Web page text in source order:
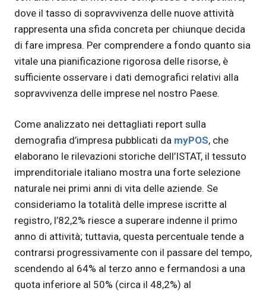
dove il tasso di sopravvivenza delle nuove attività
rappresenta una sfida concreta per chiunque decida
di fare impresa. Per comprendere a fondo quanto sia
vitale una pianificazione rigorosa delle risorse, è
sufficiente osservare i dati demografici relativi alla
sopravvivenza delle imprese nel nostro Paese.
Come analizzato nei dettagliati report sulla
demografia d’impresa pubblicati da myPOS, che
elaborano le rilevazioni storiche dell’ISTAT, il tessuto
imprenditoriale italiano mostra una forte selezione
naturale nei primi anni di vita delle aziende. Se
consideriamo la totalità delle imprese iscritte al
registro, l’82,2% riesce a superare indenne il primo
anno di attività; tuttavia, questa percentuale tende a
contrarsi progressivamente con il passare del tempo,
scendendo al 64% al terzo anno e fermandosi a una
quota inferiore al 50% (circa il 48,2%) al